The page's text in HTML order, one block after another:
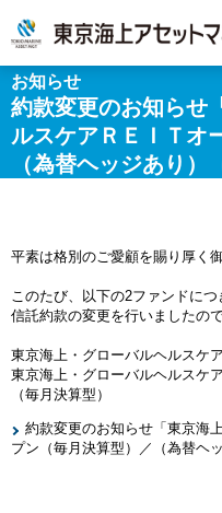
お知らせ
約款変更のお知らせ
ルスケアＲＥＩＴオ
（為替ヘッジあり）
平素は格別のご愛顧を賜り厚く
このたび、以下の2ファンドに
信託約款の変更を行いましたの
東京海上・グローバルヘルスケ
東京海上・グローバルヘルスケ
（毎月決算型）
約款変更のお知らせ「東京海
プン（毎月決算型）／（為替ヘ